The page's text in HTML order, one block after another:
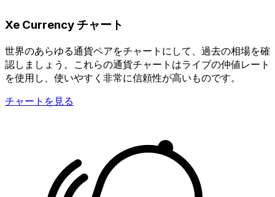
Xe Currency チャート
世界のあらゆる通貨ペアをチャートにして、過去の相場を確
認しましょう。これらの通貨チャートはライブの仲値レート
を使用し、使いやすく非常に信頼性が高いものです。
チャートを見る